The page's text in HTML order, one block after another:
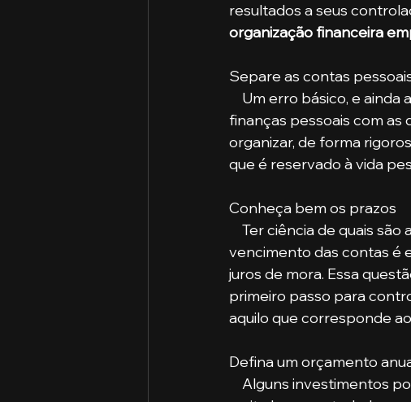
resultados a seus
organização financeira
Separe as contas
finanças pessoais com as
organizar, de forma
que é reservado à vida
Conheça bem os prazos
vencimento das contas é
juros de mora. Essa
primeiro passo para
aquilo que corresponde
Defina um orçamento